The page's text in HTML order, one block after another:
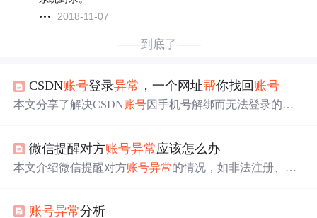
2018-11-07
——到底了——
CSDN账号登录异常 ，一个网址帮你找回 账号
本文分享了解决CSDN账号因手机号解绑而无法登录的问
微信提醒对方账号异常应该怎么办
本文介绍微信提醒对方账号异常的情况，如非法注册、频
出相应解决办法。
账号异常分析